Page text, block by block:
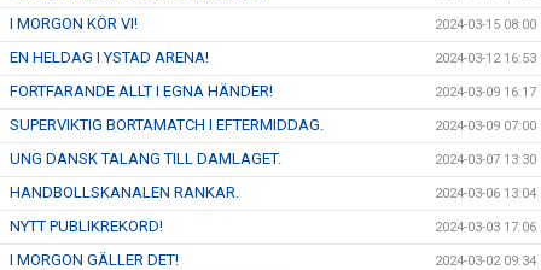
I MORGON KÖR VI! 2024-03-15 08:00
EN HELDAG I YSTAD ARENA! 2024-03-12 16:53
FORTFARANDE ALLT I EGNA HÄNDER! 2024-03-09 16:17
SUPERVIKTIG BORTAMATCH I EFTERMIDDAG. 2024-03-09 07:00
UNG DANSK TALANG TILL DAMLAGET. 2024-03-07 13:30
HANDBOLLSKANALEN RANKAR. 2024-03-06 13:04
NYTT PUBLIKREKORD! 2024-03-03 17:06
I MORGON GÄLLER DET! 2024-03-02 09:34